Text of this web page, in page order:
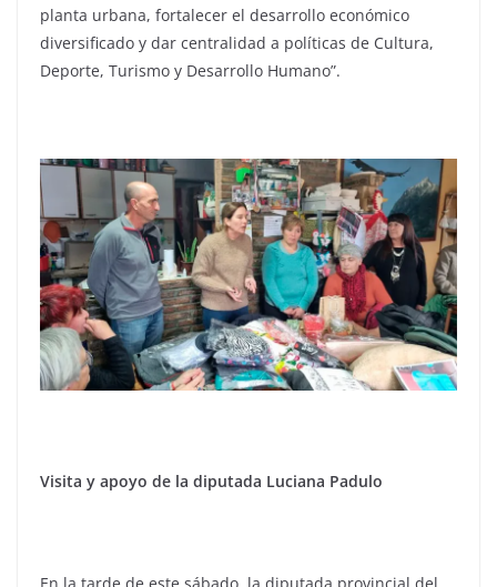
planta urbana, fortalecer el desarrollo económico
diversificado y dar centralidad a políticas de Cultura,
Deporte, Turismo y Desarrollo Humano”.
Visita y apoyo de la diputada Luciana Padulo